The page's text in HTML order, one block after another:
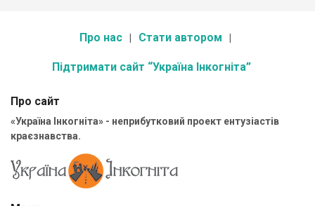
Про нас Стати автором
Підтримати сайт “Україна Інкогніта”
Про сайт
«Україна Інкогніта» - неприбутковий проект ентузіастів
краєзнавства.